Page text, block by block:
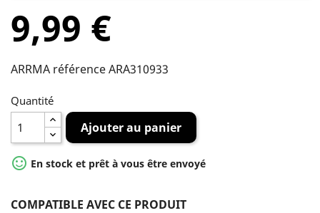
9,99 €
ARRMA référence ARA310933
Quantité
Ajouter au panier
 En stock et prêt à vous être envoyé
COMPATIBLE AVEC CE PRODUIT